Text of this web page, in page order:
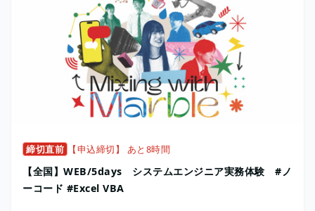
締切直前 【申込締切】 あと8時間
【全国】WEB/5days システムエンジニア実務体験 #ノ
ーコード #Excel VBA